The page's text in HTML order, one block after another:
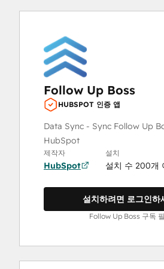
Follow Up Boss
HUBSPOT 인증 앱
Data Sync - Sync Follow Up
HubSpot
제작자
HubSpot
설치
설치 수 200개
설치하려면 로그인하
Follow Up Boss 구독